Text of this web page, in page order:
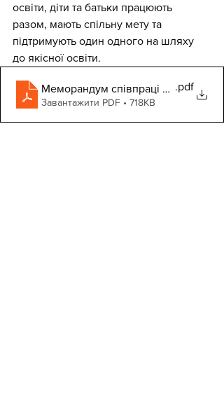
освіти, діти та батьки працюють
разом, мають спільну мету та
підтримують один одного на шляху
до якісної освіти.
Меморандум співпраці Дубенський
.pdf
Завантажити PDF • 718KB